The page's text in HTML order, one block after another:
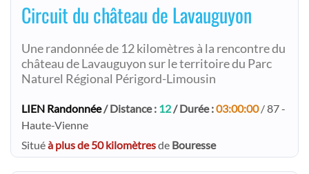
Circuit du château de Lavauguyon
Une randonnée de 12 kilomètres à la rencontre du
château de Lavauguyon sur le territoire du Parc
Naturel Régional Périgord-Limousin
LIEN Randonnée/ Distance : 12/ Durée :03:00:00/ 87 -
Haute-Vienne
Situéà plus de 50 kilomètresde Bouresse